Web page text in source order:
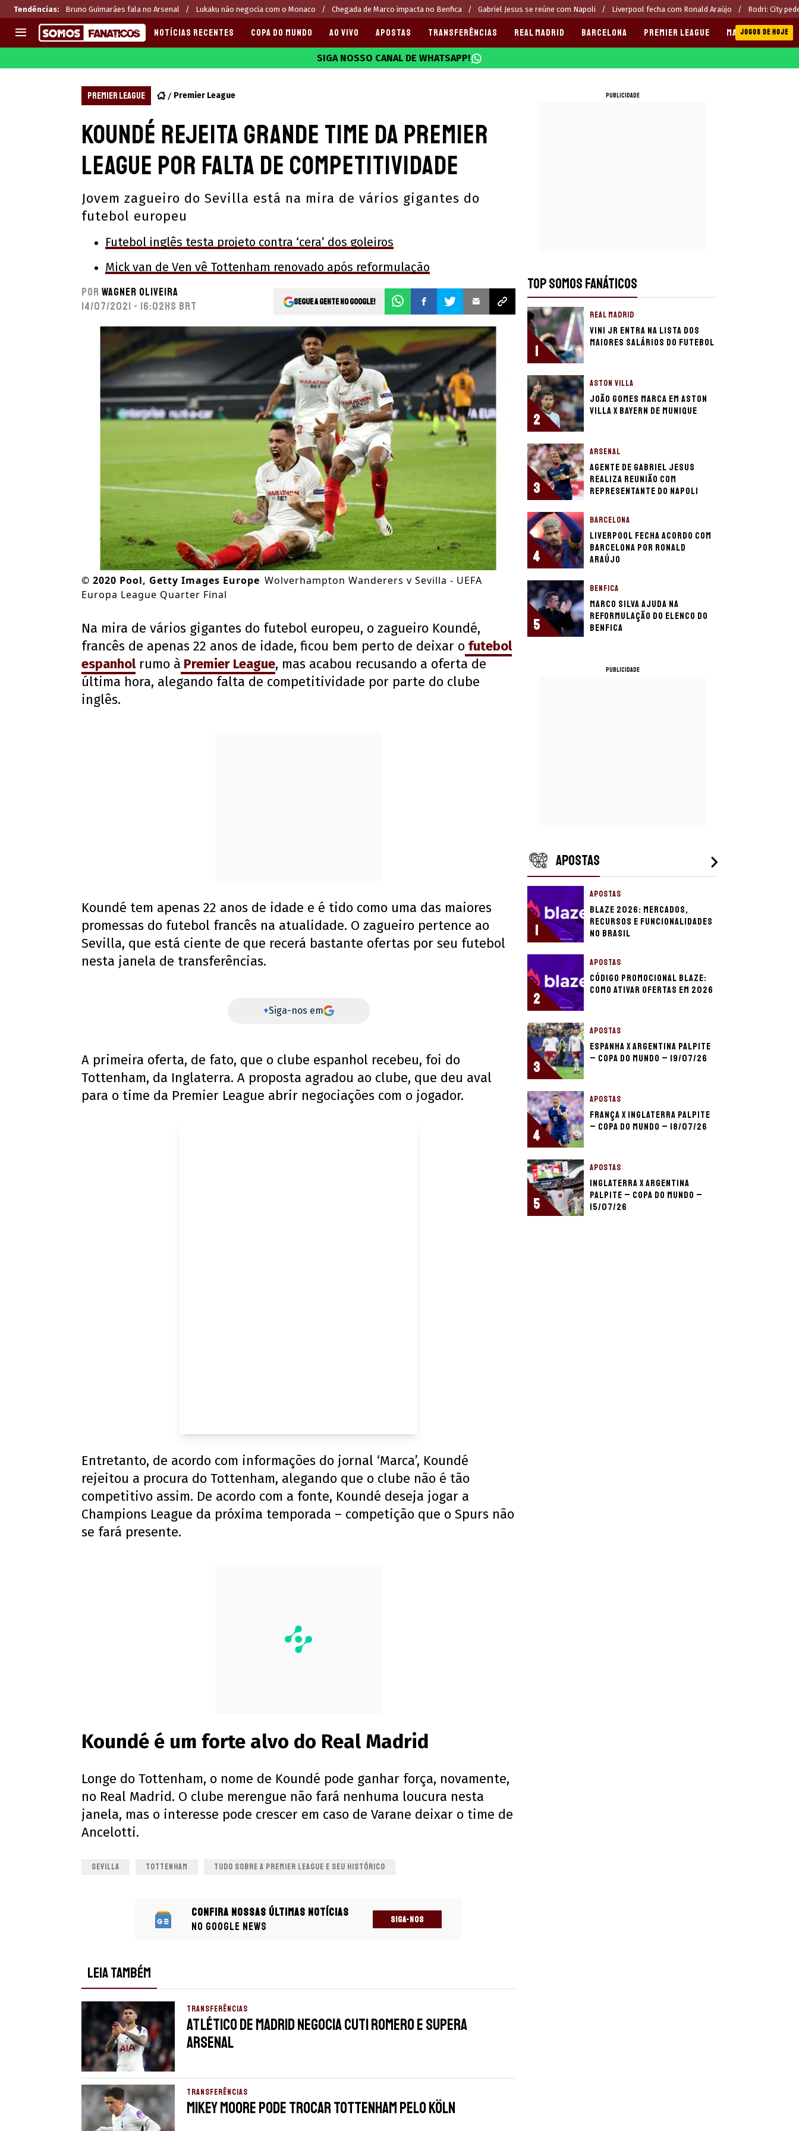
Tendências: Bruno Guimarães fala no Arsenal Lukaku não negocia com o Monaco Chegada de Marco impacta no Benfica Gabriel Jesus se reúne com Napoli Liverpool fecha com Ronald Araújo Rodri: City
CHAMPIONS LEAGUE
PREMIER LEAGUE
LIGA PORTUGUESA
EUROPA LEAGUE
Melhores sites de apostas 2025
Últimas
CASAS DE APOSTAS
CÓDIGOS e OFERTAS
APPS
NOTÍCIAS RECENTES COPA DO MUNDO AO VIVO APOSTAS TRANSFERÊNCIAS REAL MADRID BARCELONA PREMIER LEAGUE MANCHESTER CITY
JOGOS DE HOJE
SIGA NOSSO CANAL DE WHATSAPP!
PREMIER LEAGUE Premier League
Koundé rejeita grande time da Premier
League por falta de competitividade
Jovem zagueiro do Sevilla está na mira de vários gigantes do
futebol europeu
Futebol inglês testa projeto contra ‘cera’ dos goleiros
Mick van de Ven vê Tottenham renovado após reformulação
Por Wagner Oliveira
14/07/2021 - 16:02hs BRT
Segue a gente no Google!
© 2020 Pool, Getty Images Europe Wolverhampton Wanderers v Sevilla - UEFA
Europa League Quarter Final
Na mira de vários gigantes do futebol europeu, o zagueiro Koundé,
francês de apenas 22 anos de idade, ficou bem perto de deixar o futebol
espanholrumo à Premier League, mas acabou recusando a oferta de
última hora, alegando falta de competitividade por parte do clube
inglês.
Koundé tem apenas 22 anos de idade e é tido como uma das maiores
promessas do futebol francês na atualidade. O zagueiro pertence ao
Sevilla, que está ciente de que recerá bastante ofertas por seu futebol
nesta janela de transferências.
+Siga-nos em
A primeira oferta, de fato, que o clube espanhol recebeu, foi do
Tottenham, da Inglaterra. A proposta agradou ao clube, que deu aval
para o time da Premier League abrir negociações com o jogador.
Entretanto, de acordo com informações do jornal ‘Marca’, Koundé
rejeitou a procura do Tottenham, alegando que o clube não é tão
competitivo assim. De acordo com a fonte, Koundé deseja jogar a
Champions League da próxima temporada – competição que o Spurs não
se fará presente.
Koundé é um forte alvo do Real Madrid
Longe do Tottenham, o nome de Koundé pode ganhar força, novamente,
no Real Madrid. O clube merengue não fará nenhuma loucura nesta
janela, mas o interesse pode crescer em caso de Varane deixar o time de
Ancelotti.
SEVILLA TOTTENHAM TUDO SOBRE A PREMIER LEAGUE E SEU HISTÓRICO
Confira nossas últimas notícias
no Google News
SIGA-NOS
LEIA TAMBÉM
TRANSFERÊNCIAS
Atlético de Madrid negocia Cuti Romero e supera
Arsenal
TRANSFERÊNCIAS
Mikey Moore pode trocar Tottenham pelo Köln
PUBLICIDADE
TOP SOMOS FANÁTICOS
1
REAL MADRID
Vini Jr entra na lista dos
maiores salários do futebol
2
ASTON VILLA
João Gomes marca em Aston
Villa x Bayern de Munique
3
ARSENAL
Agente de Gabriel Jesus
realiza reunião com
representante do Napoli
4
BARCELONA
Liverpool fecha acordo com
Barcelona por Ronald
Araújo
5
BENFICA
Marco Silva ajuda na
reformulação do elenco do
Benfica
PUBLICIDADE
APOSTAS
1
APOSTAS
Blaze 2026: mercados,
recursos e funcionalidades
no Brasil
2
APOSTAS
Código promocional Blaze:
como ativar ofertas em 2026
3
APOSTAS
Espanha x Argentina palpite
– Copa do Mundo – 19/07/26
4
APOSTAS
França x Inglaterra palpite
– Copa do Mundo – 18/07/26
5
APOSTAS
Inglaterra x Argentina
palpite – Copa do Mundo –
15/07/26